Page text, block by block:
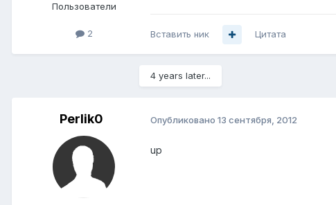
Пользователи
2 Вставить ник Цитата
4 years later...
Perlik0 Опубликовано 13 сентября, 2012
up